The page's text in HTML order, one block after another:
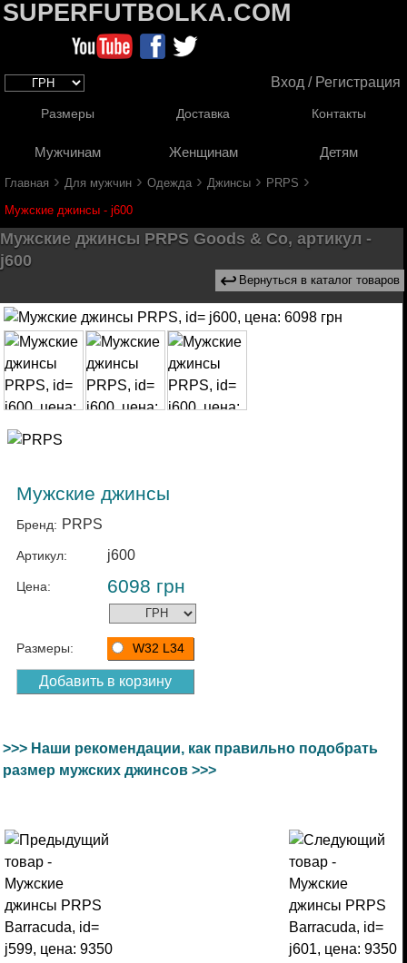
SUPERFUTBOLKA.COM
Вход / Регистрация
Размеры Доставка Контакты
Мужчинам Женщинам Детям
Главная › Для мужчин › Одежда › Джинсы › PRPS ›
Мужские джинсы - j600
Мужские джинсы PRPS Goods & Co, артикул -
j600
↩ Вернуться в каталог товаров
Мужские джинсы
Бренд: PRPS
Артикул: j600
Цена: 6098 грн
Размеры: W32 L34
>>> Наши рекомендации, как правильно подобрать
размер мужских джинсов >>>